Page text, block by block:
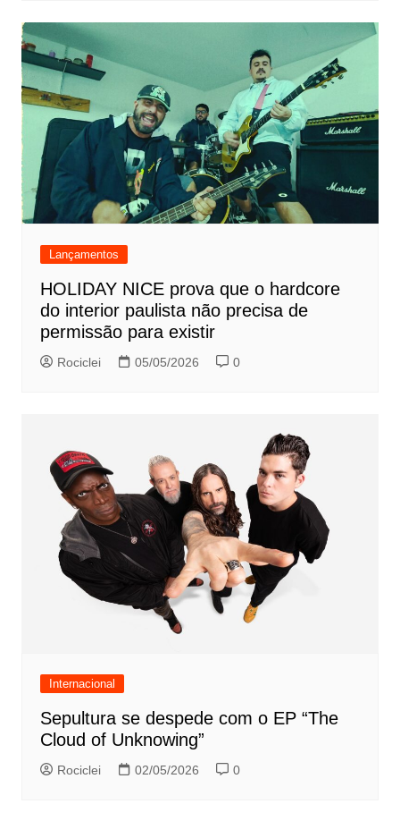
Lançamentos
HOLIDAY NICE prova que o hardcore
do interior paulista não precisa de
permissão para existir
Rociclei 05/05/2026 0
Internacional
Sepultura se despede com o EP “The
Cloud of Unknowing”
Rociclei 02/05/2026 0